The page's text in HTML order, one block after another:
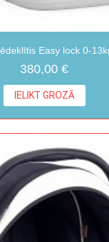
Easy lock 0-
380,00 €
IELIKT GROZĀ